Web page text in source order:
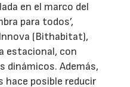
en el marco del
para todos’,
(Bithabitat),
estacional, con
Además,
hace posible reducir